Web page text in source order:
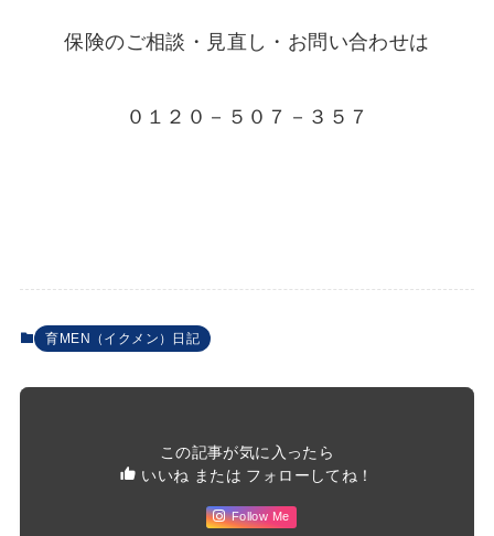
保険のご相談・見直し・お問い合わせは
０１２０－５０７－３５７
育MEN（イクメン）日記
この記事が気に入ったら
いいね または フォローしてね！
Follow Me